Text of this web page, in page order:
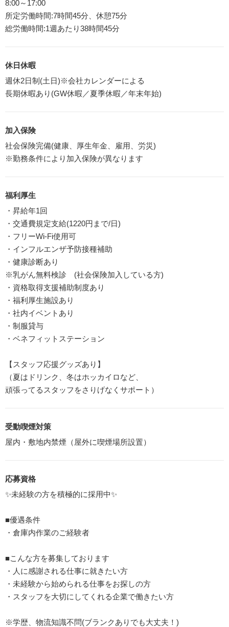
8:00～17:00
所定労働時間:7時間45分、休憩75分
総労働時間:1週あたり38時間45分
休日休暇
週休2日制(土日)※会社カレンダーによる
長期休暇あり(GW休暇／夏季休暇／年末年始)
加入保険
社会保険完備(健康、厚生年金、雇用、労災)
※勤務条件により加入保険が異なります
福利厚生
・昇給年1回
・交通費規定支給(1220円まで/日)
・フリーWi-Fi使用可
・インフルエンザ予防接種補助
・健康診断あり
※乳がん無料検診 (社会保険加入している方)
・資格取得支援補助制度あり
・福利厚生施設あり
・社内イベントあり
・制服貸与
・ベネフィットステーション
【スタッフ応援グッズあり】
（夏はドリンク、冬はホッカイロなど、
頑張ってるスタッフをさりげなくサポート）
受動喫煙対策
屋内・敷地内禁煙（屋外に喫煙場所設置）
応募資格
✨未経験の方を積極的に採用中✨
■優遇条件
・倉庫内作業のご経験者
■こんな方を募集しております
・人に感謝される仕事に就きたい方
・未経験から始められる仕事をお探しの方
・スタッフを大切にしてくれる企業で働きたい方
※学歴、物流知識不問(ブランクありでも大丈夫！)